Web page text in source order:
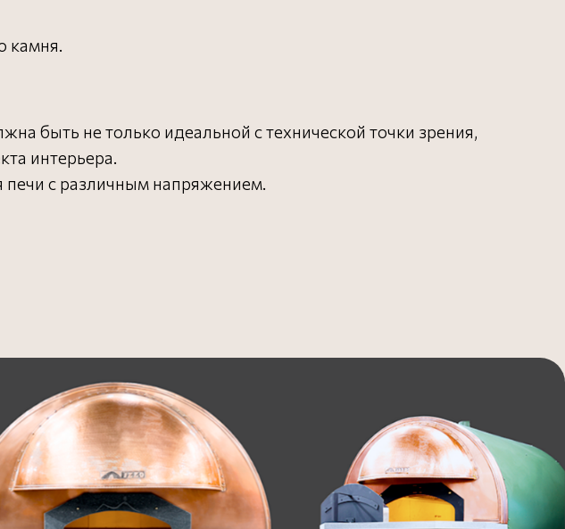
камня.
быть не только идеальной с технической точки зрения,
интерьера.
печи с различным напряжением.